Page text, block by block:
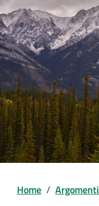
Home / Argomenti